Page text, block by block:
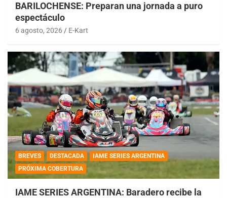
BARILOCHENSE: Preparan una jornada a puro
espectáculo
6 agosto, 2026 E-Kart
BREVES DESTACADA
IAME SERIES ARGENTINA
PRÓXIMA COBERTURA
IAME SERIES ARGENTINA: Baradero recibe la